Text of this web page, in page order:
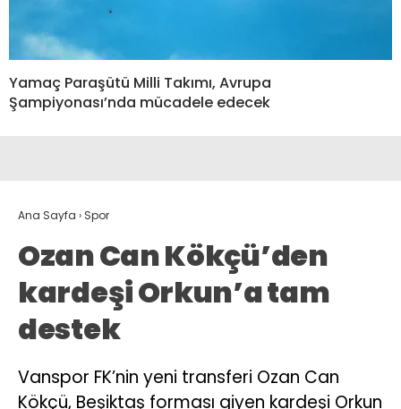
Yamaç Paraşütü Milli Takımı, Avrupa
Şampiyonası’nda mücadele edecek
Ana Sayfa › Spor
Ozan Can Kökçü’den
kardeşi Orkun’a tam
destek
Vanspor FK’nin yeni transferi Ozan Can
Kökçü, Beşiktaş forması giyen kardeşi Orkun